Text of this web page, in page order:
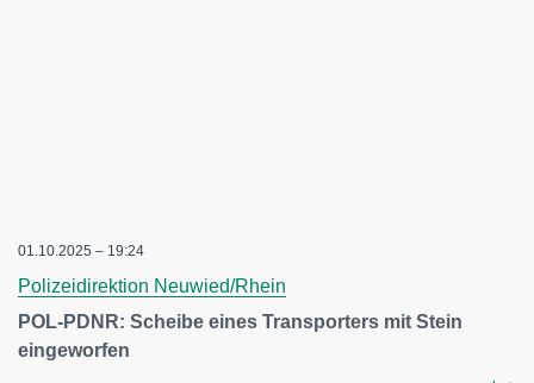
01.10.2025 – 19:24
Polizeidirektion Neuwied/Rhein
POL-PDNR: Scheibe eines Transporters mit Stein
eingeworfen